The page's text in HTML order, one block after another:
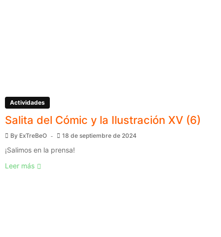
Actividades
Salita del Cómic y la Ilustración XV (6)
By ExTreBeO 18 de septiembre de 2024
¡Salimos en la prensa!
Leer más